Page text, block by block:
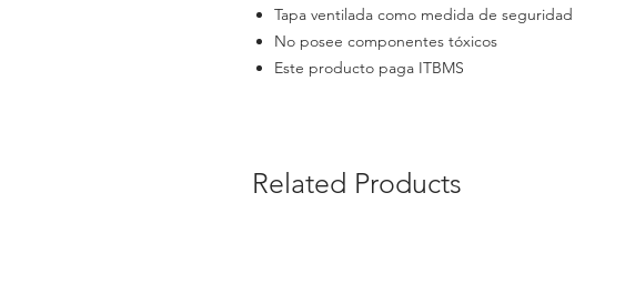
Tapa ventilada como medida de seguridad
No posee componentes tóxicos
Este producto paga ITBMS
Related Products